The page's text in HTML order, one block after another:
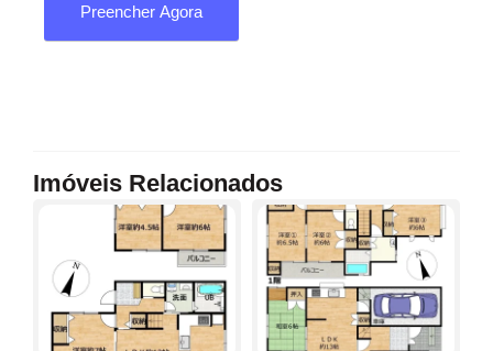
Preencher Agora
Imóveis Relacionados